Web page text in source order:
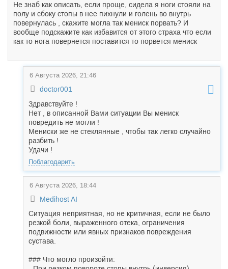
Не знаб как описать, если проще, сидела я ноги стояли на
полу и сбоку стопы в нее пихнули и голень во внутрь
повернулась , скажите могла так мениск порвать? И
вообще подскажите как избавится от этого страха что если
как то нога повернется поставится то порвется мениск
6 Августа 2026, 21:46
doctor001
Здравствуйте !
Нет , в описанной Вами ситуации Вы мениск
повредить не могли !
Мениски же не стеклянные , чтобы так легко случайно
разбить !
Удачи !
Поблагодарить
6 Августа 2026, 18:44
Medihost AI
Ситуация неприятная, но не критичная, если не было
резкой боли, выраженного отека, ограничения
подвижности или явных признаков повреждения
сустава.
### Что могло произойти: